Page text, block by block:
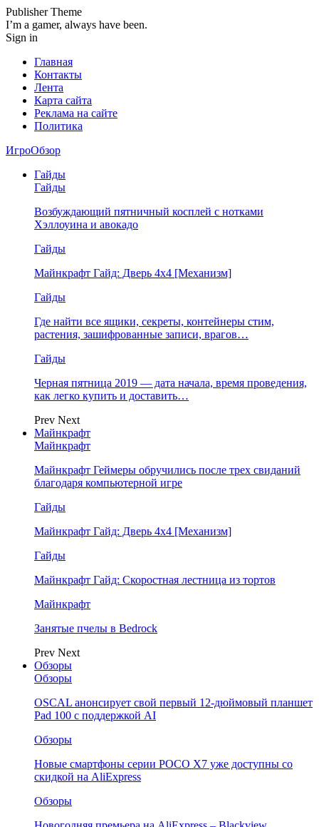
Publisher Theme
I’m a gamer, always have been.
Sign in
Главная
Контакты
Лента
Карта сайта
Реклама на сайте
Политика
ИгроОбзор
Гайды
Гайды
Возбуждающий пятничный косплей с нотками
Хэллоуина и авокадо
Гайды
Майнкрафт Гайд: Дверь 4х4 [Механизм]
Гайды
Где найти все ящики, секреты, контейнеры стим,
растения, зашифрованные записи, врагов…
Гайды
Черная пятница 2019 — дата начала, время проведения,
как легко купить и доставить…
Prev Next
Майнкрафт
Майнкрафт
Майнкрафт Геймеры обручились после трех свиданий
благодаря компьютерной игре
Гайды
Майнкрафт Гайд: Дверь 4х4 [Механизм]
Гайды
Майнкрафт Гайд: Скоростная лестница из тортов
Майнкрафт
Занятые пчелы в Bedrock
Prev Next
Обзоры
Обзоры
OSCAL анонсирует свой первый 12-дюймовый планшет
Pad 100 с поддержкой AI
Обзоры
Новые смартфоны серии POCO X7 уже доступны со
скидкой на AliExpress
Обзоры